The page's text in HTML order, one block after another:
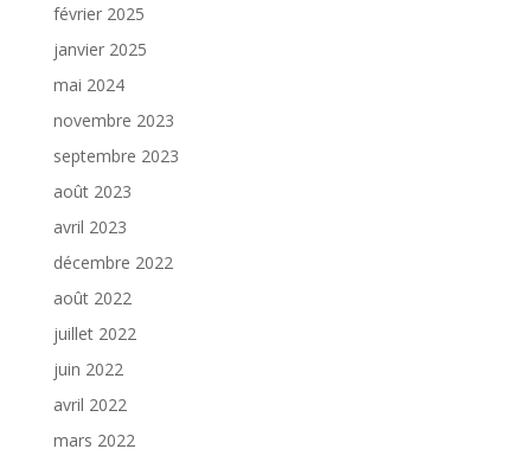
février 2025
janvier 2025
mai 2024
novembre 2023
septembre 2023
août 2023
avril 2023
décembre 2022
août 2022
juillet 2022
juin 2022
avril 2022
mars 2022